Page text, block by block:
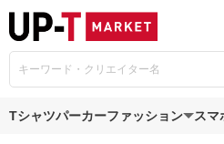
Tシャツパーカーファッション スマ